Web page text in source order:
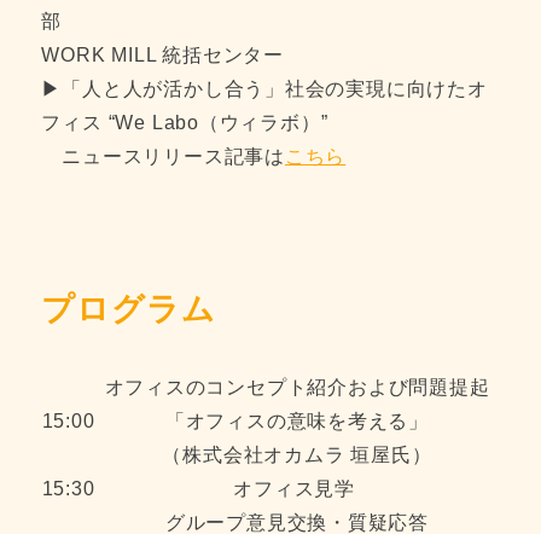
部
WORK MILL 統括センター
▶「人と人が活かし合う」社会の実現に向けたオ
フィス “We Labo（ウィラボ）”
ニュースリリース記事は こちら
プログラム
15:00
オフィスのコンセプト紹介および問題提起
「オフィスの意味を考える」
（株式会社オカムラ 垣屋氏）
15:30
オフィス見学
グループ意見交換・質疑応答